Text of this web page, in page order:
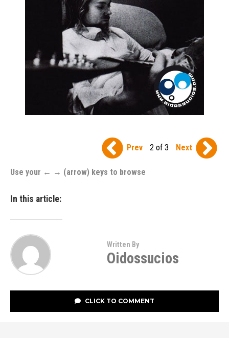
Prev 2 of 3 Next
Use your ← → (arrow) keys to browse
In this article:
Written By
Oidossucios
CLICK TO COMMENT